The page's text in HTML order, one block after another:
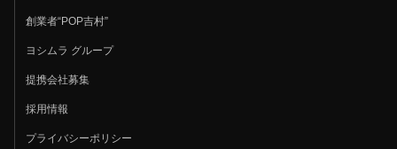
創業者“POP吉村”
ヨシムラ グループ
提携会社募集
採用情報
プライバシーポリシー